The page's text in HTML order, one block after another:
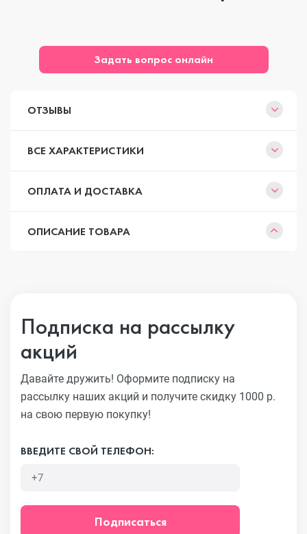
Задать вопрос онлайн
ОТЗЫВЫ
ВСЕ ХАРАКТЕРИСТИКИ
ОПЛАТА И ДОСТАВКА
ОПИСАНИЕ ТОВАРА
Подписка на рассылку
акций
Давайте дружить! Оформите подписку на
рассылку наших акций и получите скидку 1000 р.
на свою первую покупку!
ВВЕДИТЕ СВОЙ ТЕЛЕФОН:
Подписаться